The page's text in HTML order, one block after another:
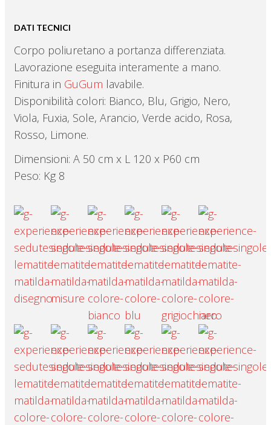
DATI TECNICI
Corpo poliuretano a portanza differenziata.
Lavorazione eseguita interamente a mano.
Finitura in GuGum lavabile.
Disponibilità colori: Bianco, Blu, Grigio, Nero,
Viola, Fuxia, Sole, Arancio, Verde acido, Rosa,
Rosso, Limone.
Dimensioni: A 50 cm x L 120 x P60 cm
Peso: Kg 8